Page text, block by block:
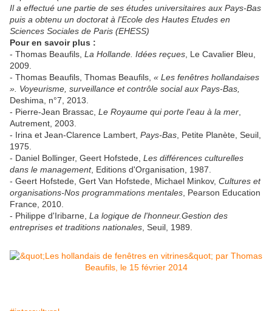
Il a effectué une partie de ses études universitaires aux Pays-Bas
puis a obtenu un doctorat à l'Ecole des Hautes Etudes en
Sciences Sociales de Paris (EHESS)
Pour en savoir plus :
- Thomas Beaufils, La Hollande. Idées reçues , Le Cavalier Bleu,
2009.
- Thomas Beaufils, Thomas Beaufils, « Les fenêtres hollandaises
». Voyeurisme, surveillance et contrôle social aux Pays-Bas,
Deshima, n°7, 2013.
- Pierre-Jean Brassac, Le Royaume qui porte l'eau à la mer
Autrement, 2003.
- Irina et Jean-Clarence Lambert, Pays-Bas , Petite Planète, Seuil,
1975.
- Daniel Bollinger, Geert Hofstede, Les différences culturelles
dans le management, Editions d'Organisation, 1987.
- Geert Hofstede, Gert Van Hofstede, Michael Minkov, Cultures et
organisations-Nos programmations mentales , Pearson Education
France, 2010.
- Philippe d'Iribarne, La logique de l'honneur.Gestion des
entreprises et traditions nationales , Seuil, 1989.